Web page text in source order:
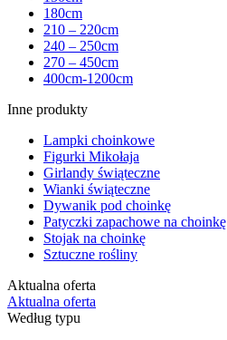
180cm
210 – 220cm
240 – 250cm
270 – 450cm
400cm-1200cm
Inne produkty
Lampki choinkowe
Figurki Mikołaja
Girlandy świąteczne
Wianki świąteczne
Dywanik pod choinkę
Patyczki zapachowe na choinkę
Stojak na choinkę
Sztuczne rośliny
Aktualna oferta
Aktualna oferta
Według typu